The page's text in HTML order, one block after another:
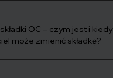
OC – czym jest i kiedy
może zmienić składkę?